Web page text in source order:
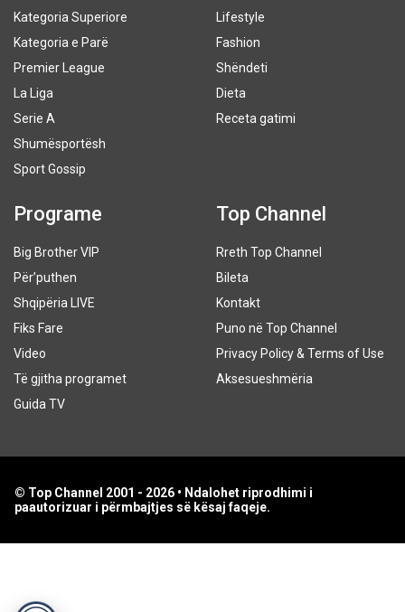
Kategoria Superiore
Kategoria e Parë
Premier League
La Liga
Serie A
Shumësportësh
Sport Gossip
Lifestyle
Fashion
Shëndeti
Dieta
Receta gatimi
Programe
Big Brother VIP
Për’puthen
Shqipëria LIVE
Fiks Fare
Video
Të gjitha programet
Guida TV
Top Channel
Rreth Top Channel
Bileta
Kontakt
Puno në Top Channel
Privacy Policy & Terms of Use
Aksesueshmëria
© Top Channel 2001 - 2026 • Ndalohet riprodhimi i
paautorizuar i përmbajtjes së kësaj faqeje.